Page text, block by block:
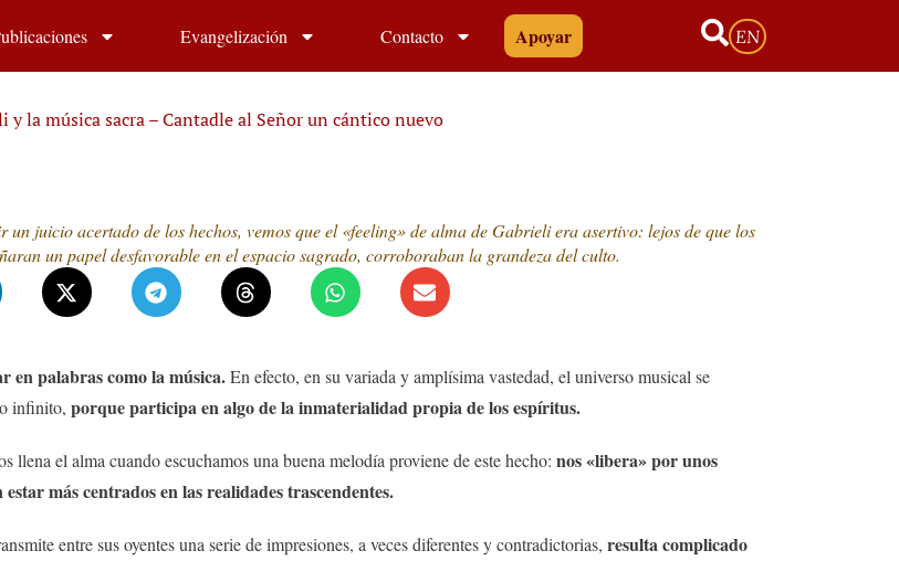
Evangelización Contacto Apoyar EN
y la música sacra – Cantadle al Señor un cántico nuevo
juicio acertado de los hechos, vemos que el «feeling» de alma de Gabrieli era asertivo: lejos de que los
un papel desfavorable en el espacio sagrado, corroboraban la grandeza del culto.
en palabras como la música.En efecto, en su variada y amplísima vastedad, el universo musical se
infinito,porque participa en algo de la inmaterialidad propia de los espíritus.
llena el alma cuando escuchamos una buena melodía proviene de este hecho:nos «libera» por unos
más centrados en las realidades trascendentes.
entre sus oyentes una serie de impresiones, a veces diferentes y contradictorias, resulta complicado